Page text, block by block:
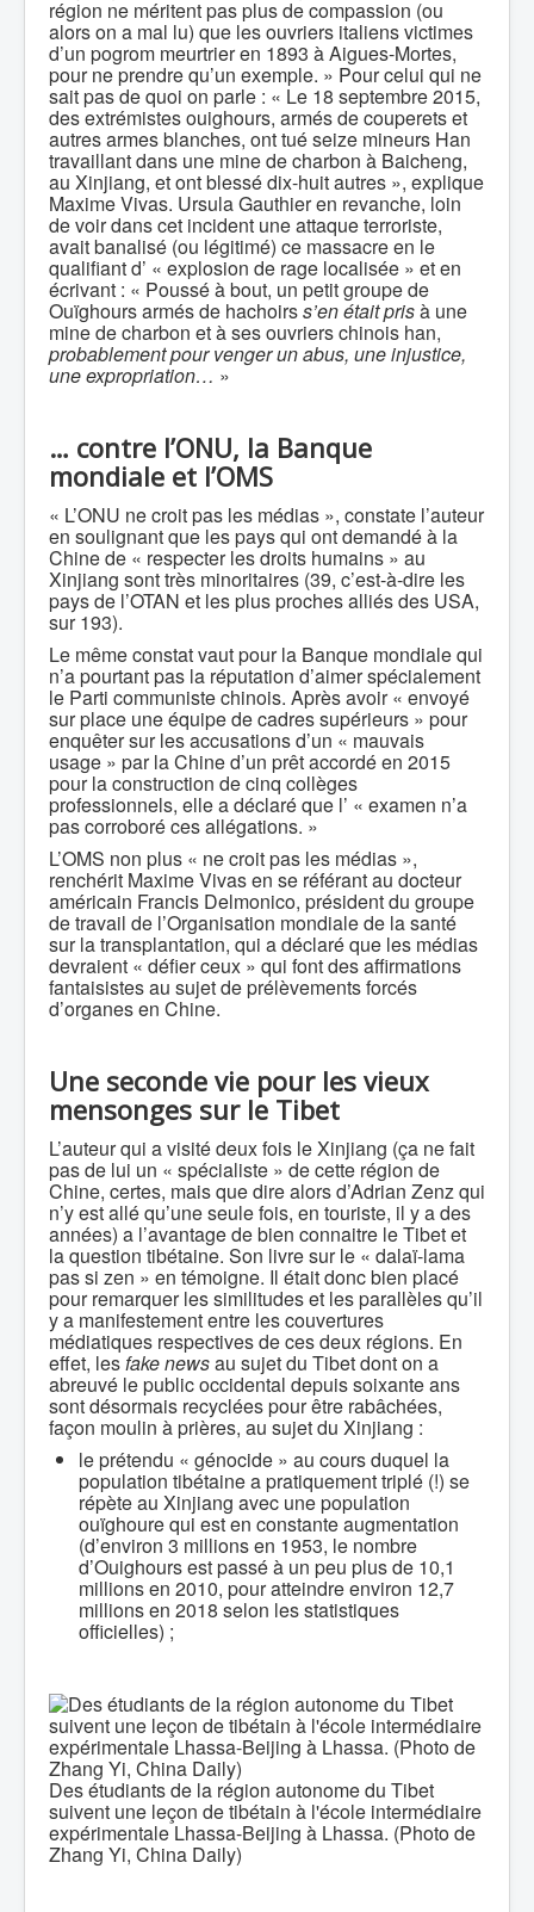
région ne méritent pas plus de compassion (ou
alors on a mal lu) que les ouvriers italiens victimes
d’un pogrom meurtrier en 1893 à Aigues-Mortes,
pour ne prendre qu’un exemple. » Pour celui qui ne
sait pas de quoi on parle : « Le 18 septembre 2015,
des extrémistes ouighours, armés de couperets et
autres armes blanches, ont tué seize mineurs Han
travaillant dans une mine de charbon à Baicheng,
au Xinjiang, et ont blessé dix-huit autres », explique
Maxime Vivas. Ursula Gauthier en revanche, loin
de voir dans cet incident une attaque terroriste,
avait banalisé (ou légitimé) ce massacre en le
qualifiant d’ « explosion de rage localisée » et en
écrivant : « Poussé à bout, un petit groupe de
Ouïghours armés de hachoirss’en était prisà une
mine de charbon et à ses ouvriers chinois han,
probablement pour venger un abus, une injustice,
une expropriation… »
… contre l’ONU, la Banque
mondiale et l’OMS
« L’ONU ne croit pas les médias », constate l’auteur
en soulignant que les pays qui ont demandé à la
Chine de « respecter les droits humains » au
Xinjiang sont très minoritaires (39, c’est-à-dire les
pays de l’OTAN et les plus proches alliés des USA,
sur 193).
Le même constat vaut pour la Banque mondiale qui
n’a pourtant pas la réputation d’aimer spécialement
le Parti communiste chinois. Après avoir « envoyé
sur place une équipe de cadres supérieurs » pour
enquêter sur les accusations d’un « mauvais
usage » par la Chine d’un prêt accordé en 2015
pour la construction de cinq collèges
professionnels, elle a déclaré que l’ « examen n’a
pas corroboré ces allégations. »
L’OMS non plus « ne croit pas les médias »,
renchérit Maxime Vivas en se référant au docteur
américain Francis Delmonico, président du groupe
de travail de l’Organisation mondiale de la santé
sur la transplantation, qui a déclaré que les médias
devraient « défier ceux » qui font des affirmations
fantaisistes au sujet de prélèvements forcés
d’organes en Chine.
Une seconde vie pour les vieux
mensonges sur le Tibet
L’auteur qui a visité deux fois le Xinjiang (ça ne fait
pas de lui un « spécialiste » de cette région de
Chine, certes, mais que dire alors d’Adrian Zenz qui
n’y est allé qu’une seule fois, en touriste, il y a des
années) a l’avantage de bien connaitre le Tibet et
la question tibétaine. Son livre sur le « dalaï-lama
pas si zen » en témoigne. Il était donc bien placé
pour remarquer les similitudes et les parallèles qu’il
y a manifestement entre les couvertures
médiatiques respectives de ces deux régions. En
effet, lesfake newsau sujet du Tibet dont on a
abreuvé le public occidental depuis soixante ans
sont désormais recyclées pour être rabâchées,
façon moulin à prières, au sujet du Xinjiang :
le prétendu « génocide » au cours duquel la
population tibétaine a pratiquement triplé (!) se
répète au Xinjiang avec une population
ouïghoure qui est en constante augmentation
(d’environ 3 millions en 1953, le nombre
d’Ouighours est passé à un peu plus de 10,1
millions en 2010, pour atteindre environ 12,7
millions en 2018 selon les statistiques
officielles) ;
Des étudiants de la région autonome du Tibet
suivent une leçon de tibétain à l'école intermédiaire
expérimentale Lhassa-Beijing à Lhassa. (Photo de
Zhang Yi, China Daily)